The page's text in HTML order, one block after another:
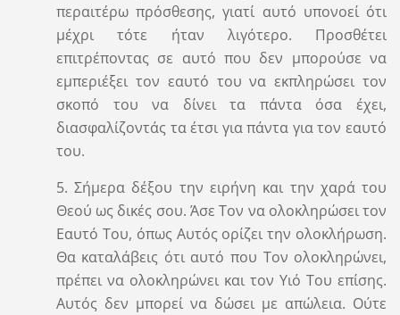
περαιτέρω πρόσθεσης, γιατί αυτό υπονοεί ότι
μέχρι τότε ήταν λιγότερο. Προσθέτει
επιτρέποντας σε αυτό που δεν μπορούσε να
εμπεριέξει τον εαυτό του να εκπληρώσει τον
σκοπό του να δίνει τα πάντα όσα έχει,
διασφαλίζοντάς τα έτσι για πάντα για τον εαυτό
του.
5. Σήμερα δέξου την ειρήνη και την χαρά του
Θεού ως δικές σου. Άσε Τον να ολοκληρώσει τον
Εαυτό Του, όπως Αυτός ορίζει την ολοκλήρωση.
Θα καταλάβεις ότι αυτό που Τον ολοκληρώνει,
πρέπει να ολοκληρώνει και τον Υιό Του επίσης.
Αυτός δεν μπορεί να δώσει με απώλεια. Ούτε